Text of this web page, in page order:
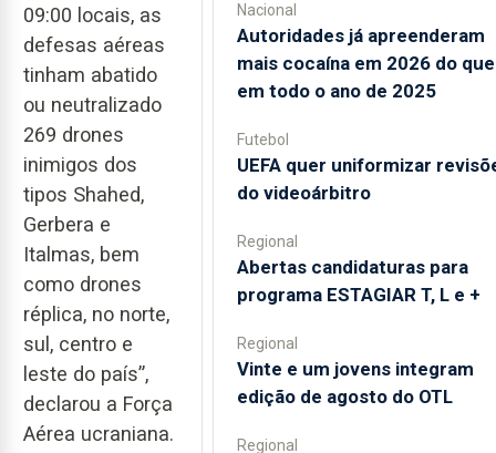
09:00 locais, as
defesas aéreas
tinham abatido
ou neutralizado
269 drones
inimigos dos
tipos Shahed,
Gerbera e
Italmas, bem
como drones
réplica, no norte,
sul, centro e
leste do país”,
declarou a Força
Aérea ucraniana.
Nacional
Autoridades já apreenderam
mais cocaína em 2026 do que
em todo o ano de 2025
Futebol
UEFA quer uniformizar
do videoárbitro
Regional
Abertas candidaturas para
programa ESTAGIAR T, L e +
Regional
Vinte e um jovens integram
edição de agosto do OTL
Regional